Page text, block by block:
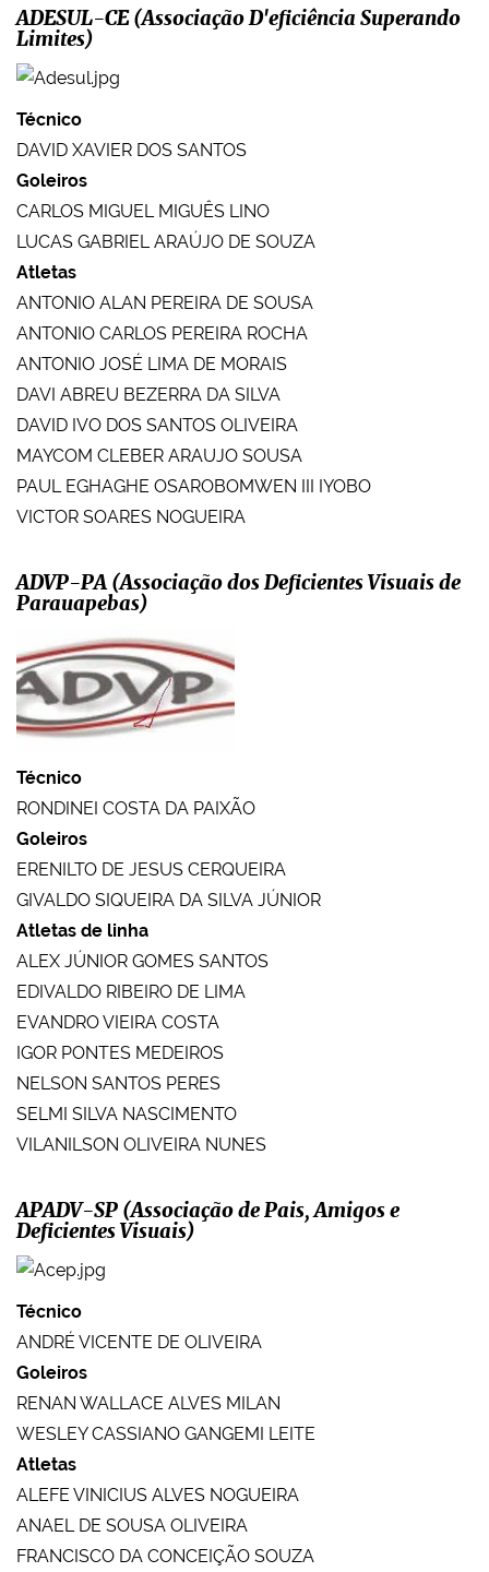
ADESUL-CE (Associação D'eficiência Superando
Limites)
Técnico
DAVID XAVIER DOS SANTOS
Goleiros
CARLOS MIGUEL MIGUÊS LINO
LUCAS GABRIEL ARAÚJO DE SOUZA
Atletas
ANTONIO ALAN PEREIRA DE SOUSA
ANTONIO CARLOS PEREIRA ROCHA
ANTONIO JOSÉ LIMA DE MORAIS
DAVI ABREU BEZERRA DA SILVA
DAVID IVO DOS SANTOS OLIVEIRA
MAYCOM CLEBER ARAUJO SOUSA
PAUL EGHAGHE OSAROBOMWEN III IYOBO
VICTOR SOARES NOGUEIRA
ADVP-PA (Associação dos Deficientes Visuais de
Parauapebas)
Técnico
RONDINEI COSTA DA PAIXÃO
Goleiros
ERENILTO DE JESUS CERQUEIRA
GIVALDO SIQUEIRA DA SILVA JÚNIOR
Atletas de linha
ALEX JÚNIOR GOMES SANTOS
EDIVALDO RIBEIRO DE LIMA
EVANDRO VIEIRA COSTA
IGOR PONTES MEDEIROS
NELSON SANTOS PERES
SELMI SILVA NASCIMENTO
VILANILSON OLIVEIRA NUNES
APADV-SP (Associação de Pais, Amigos e
Deficientes Visuais)
Técnico
ANDRÉ VICENTE DE OLIVEIRA
Goleiros
RENAN WALLACE ALVES MILAN
WESLEY CASSIANO GANGEMI LEITE
Atletas
ALEFE VINICIUS ALVES NOGUEIRA
ANAEL DE SOUSA OLIVEIRA
FRANCISCO DA CONCEIÇÃO SOUZA